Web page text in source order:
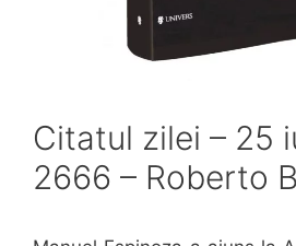
Citatul zilei – 25
2666 – Roberto